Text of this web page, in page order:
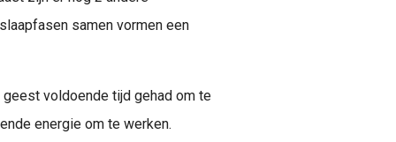
samen vormen een
voldoende tijd gehad om te
energie om te werken.